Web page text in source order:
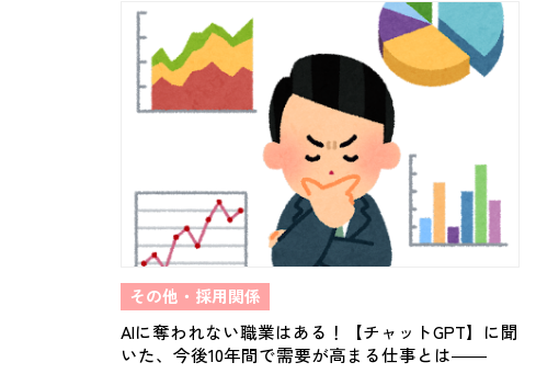
その他・採用関係
AIに奪われない職業はある！【チャットGPT】に聞
いた、今後10年間で需要が高まる仕事とは――